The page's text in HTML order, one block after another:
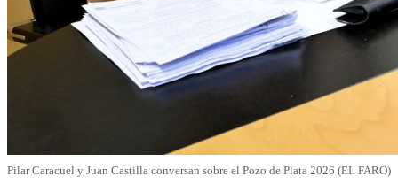
Pilar Caracuel y Juan Castilla conversan sobre el Pozo de Plata 2026 (EL FARO)